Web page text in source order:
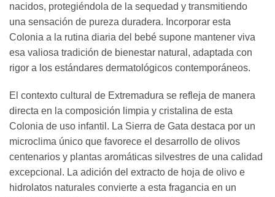
nacidos, protegiéndola de la sequedad y transmitiendo
una sensación de pureza duradera. Incorporar esta
Colonia a la rutina diaria del bebé supone mantener viva
esa valiosa tradición de bienestar natural, adaptada con
rigor a los estándares dermatológicos contemporáneos.
El contexto cultural de Extremadura se refleja de manera
directa en la composición limpia y cristalina de esta
Colonia de uso infantil. La Sierra de Gata destaca por un
microclima único que favorece el desarrollo de olivos
centenarios y plantas aromáticas silvestres de una calidad
excepcional. La adición del extracto de hoja de olivo e
hidrolatos naturales convierte a esta fragancia en un